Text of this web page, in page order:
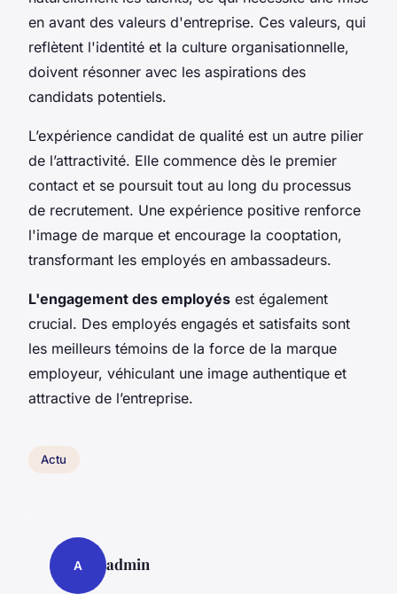
en avant des valeurs d'entreprise. Ces valeurs, qui
reflètent l'identité et la culture organisationnelle,
doivent résonner avec les aspirations des
candidats potentiels.
L’expérience candidat de qualité est un autre pilier
de l’attractivité. Elle commence dès le premier
contact et se poursuit tout au long du processus
de recrutement. Une expérience positive renforce
l'image de marque et encourage la cooptation,
transformant les employés en ambassadeurs.
L'engagement des employés est également
crucial. Des employés engagés et satisfaits sont
les meilleurs témoins de la force de la marque
employeur, véhiculant une image authentique et
attractive de l’entreprise.
Actu
A admin